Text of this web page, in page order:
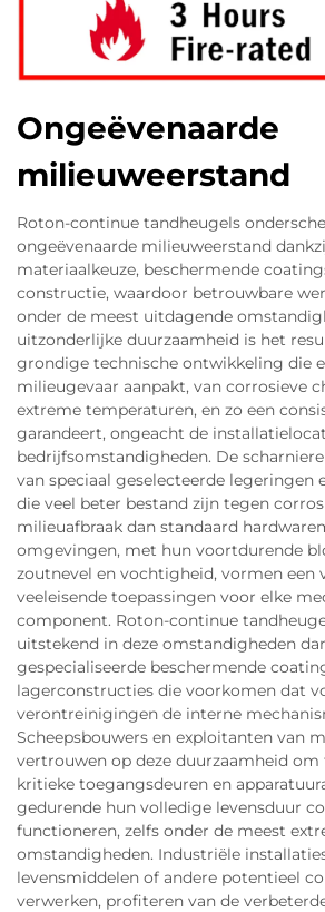
Ongeëvenaarde
milieuweerstand
Roton-continue tandheugels
ongeëvenaarde milieuweerstand
materiaalkeuze, beschermende
constructie, waardoor betrouwbare
onder de meest uitdagende
uitzonderlijke duurzaamheid is het
grondige technische ontwikkeling die
milieugevaar aanpakt, van corrosieve
extreme temperaturen, en zo een
garandeert, ongeacht de
bedrijfsomstandigheden. De
van speciaal geselecteerde legeringen
die veel beter bestand zijn tegen
milieuafbraak dan standaard
omgevingen, met hun voortdurende
zoutnevel en vochtigheid, vormen een
veeleisende toepassingen voor elke
component. Roton-continue
uitstekend in deze omstandigheden
gespecialiseerde beschermende
lagerconstructies die voorkomen dat
verontreinigingen de interne
Scheepsbouwers en exploitanten van
vertrouwen op deze duurzaamheid
kritieke toegangsdeuren en
gedurende hun volledige levensduur
functioneren, zelfs onder de meest
omstandigheden. Industriële
levensmiddelen of andere potentieel
verwerken, profiteren van de